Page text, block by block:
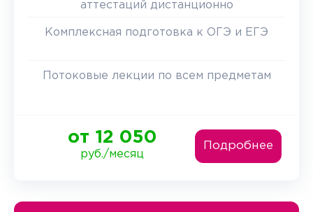
аттестаций дистанционно
Комплексная подготовка к ОГЭ и ЕГЭ
Потоковые лекции по всем предметам
от 12 050
руб./месяц
Подробнее